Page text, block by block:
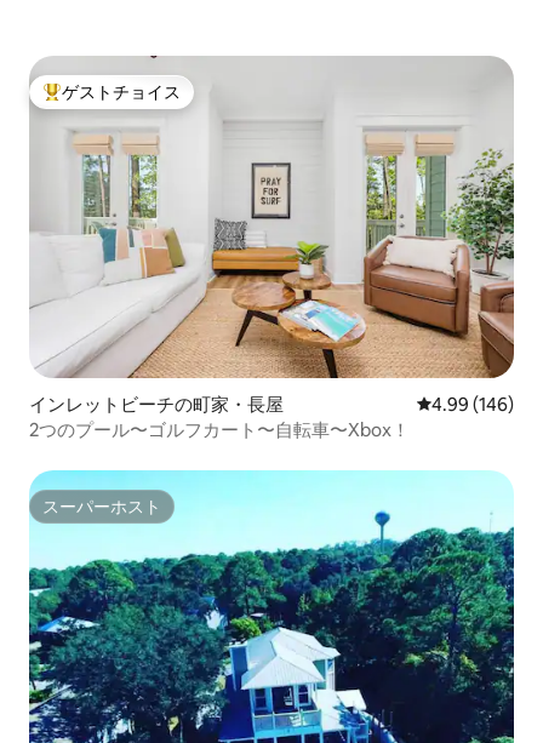
大好評のゲストチョイスです。
ゲストチョイス
インレットビーチの町家・長屋 レビュー146
4.99 (146)
2つのプール〜ゴルフカート〜自転車〜Xbox！
スーパーホスト
スーパーホスト